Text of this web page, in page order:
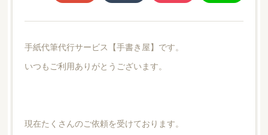
手紙代筆代行サービス【手書き屋】です。
いつもご利用ありがとうございます。
現在たくさんのご依頼を受けております。